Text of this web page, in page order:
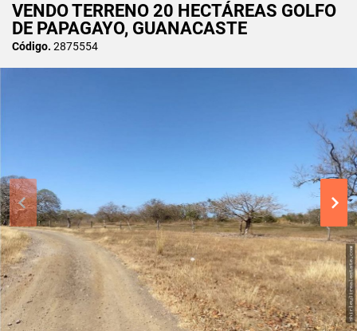
VENDO TERRENO 20 HECTÁREAS GOLFO
DE PAPAGAYO, GUANACASTE
Código. 2875554